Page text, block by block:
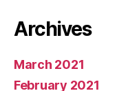
Archives
March 2021
February 2021